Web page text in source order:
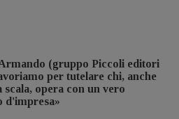
(gruppo Piccoli editori
per tutelare chi, anche
scala, opera con un vero
d'impresa»